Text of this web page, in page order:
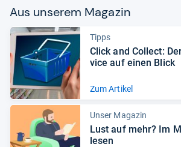
Aus unse­rem Maga­zin
Tipps
Click and Col­lect:
vice auf einen Blick
Zum Artikel
Unser Magazin
Lust auf mehr? Im
le­sen